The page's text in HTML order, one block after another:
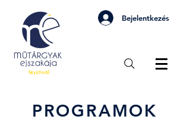
Bejelentkezés
PROGRAMOK